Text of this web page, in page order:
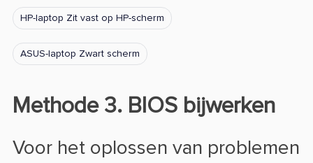
HP-laptop Zit vast op HP-scherm
ASUS-laptop Zwart scherm
Methode 3. BIOS bijwerken
Voor het oplossen van problemen